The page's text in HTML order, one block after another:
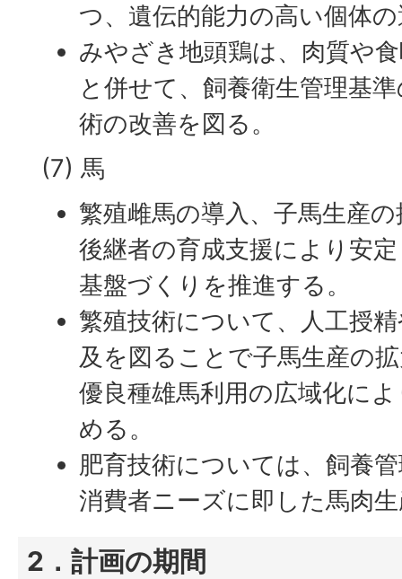
つ、遺伝的能力の高い個体
みやざき地頭鶏は、肉質や
と併せて、飼養衛生管理基
術の改善を図る。
(7) 馬
繁殖雌馬の導入、子馬生産
後継者の育成支援により安
基盤づくりを推進する。
繁殖技術について、人工授
及を図ることで子馬生産の
優良種雄馬利用の広域化に
める。
肥育技術については、飼養
消費者ニーズに即した馬肉
2．計画の期間